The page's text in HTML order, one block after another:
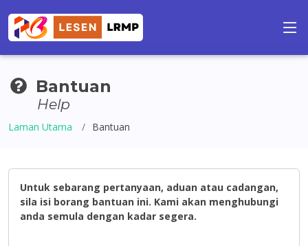
Bantuan
Help
Laman Utama Bantuan
Untuk sebarang pertanyaan, aduan atau cadangan,
sila isi borang bantuan ini. Kami akan menghubungi
anda semula dengan kadar segera.